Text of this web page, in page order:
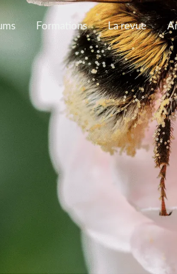
Formations La revue